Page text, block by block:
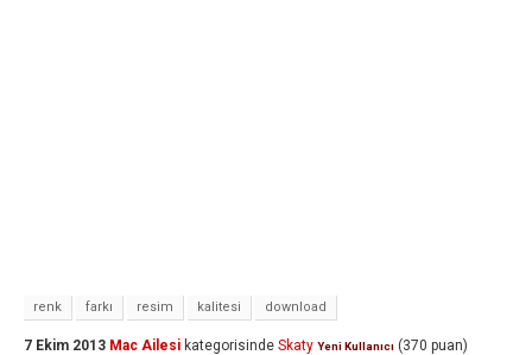
renk farkı resim kalitesi download
7 Ekim 2013 Mac Ailesi kategorisinde Skaty Yeni Kullanıcı (370 puan)